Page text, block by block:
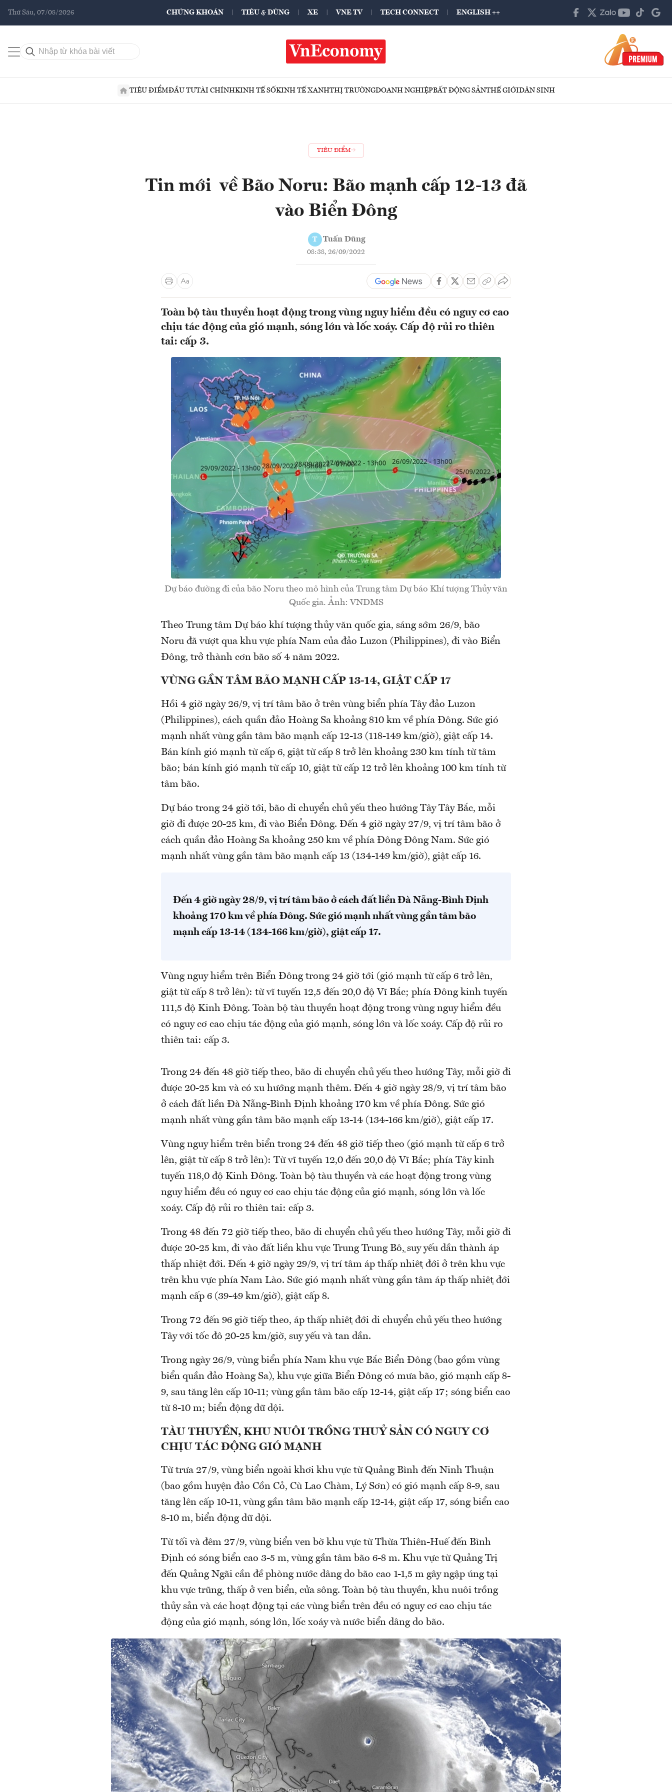
Thứ Sáu, 07/08/2026 CHỨNG KHOÁN TIÊU & DÙNG XE VNE TV TECH CONNECT ENGLISH ++
TIÊU ĐIỂMĐẦU TƯTÀI CHÍNHKINH TẾ SỐKINH TẾ XANHTHỊ TRƯỜNGDOANH NGHIỆPBẤT ĐỘNG SẢNTHẾ GIỚIDÂN SINH
TIÊU ĐIỂM
Tin mới về Bão Noru: Bão mạnh cấp 12-13 đã
vào Biển Đông
T Tuấn Dũng
08:38, 26/09/2022
Toàn bộ tàu thuyền hoạt động trong vùng nguy hiểm đều có nguy cơ cao
chịu tác động của gió mạnh, sóng lớn và lốc xoáy. Cấp độ rủi ro thiên
tai: cấp 3.
Dự báo đường đi của bão Noru theo mô hình của Trung tâm Dự báo Khí tượng Thủy văn
Quốc gia. Ảnh: VNDMS
Theo Trung tâm Dự báo khí tượng thủy văn quốc gia, sáng sớm 26/9, bão
Noru đã vượt qua khu vực phía Nam của đảo Luzon (Philippines), đi vào Biển
Đông, trở thành cơn bão số 4 năm 2022.
VÙNG GẦN TÂM BÃO MẠNH CẤP 13-14, GIẬT CẤP 17
Hồi 4 giờ ngày 26/9, vị trí tâm bão ở trên vùng biển phía Tây đảo Luzon
(Philippines), cách quần đảo Hoàng Sa khoảng 810 km về phía Đông. Sức gió
mạnh nhất vùng gần tâm bão mạnh cấp 12-13 (118-149 km/giờ), giật cấp 14.
Bán kính gió mạnh từ cấp 6, giật từ cấp 8 trở lên khoảng 230 km tính từ tâm
bão; bán kính gió mạnh từ cấp 10, giật từ cấp 12 trở lên khoảng 100 km tính từ
tâm bão.
Dự báo trong 24 giờ tới, bão di chuyển chủ yếu theo hướng Tây Tây Bắc, mỗi
giờ đi được 20-25 km, đi vào Biển Đông. Đến 4 giờ ngày 27/9, vị trí tâm bão ở
cách quần đảo Hoàng Sa khoảng 250 km về phía Đông Đông Nam. Sức gió
mạnh nhất vùng gần tâm bão mạnh cấp 13 (134-149 km/giờ), giật cấp 16.
Đến 4 giờ ngày 28/9, vị trí tâm bão ở cách đất liền Đà Nẵng-Bình Định
khoảng 170 km về phía Đông. Sức gió mạnh nhất vùng gần tâm bão
mạnh cấp 13-14 (134-166 km/giờ), giật cấp 17.
Vùng nguy hiểm trên Biển Đông trong 24 giờ tới (gió mạnh từ cấp 6 trở lên,
giật từ cấp 8 trở lên): từ vĩ tuyến 12,5 đến 20,0 độ Vĩ Bắc; phía Đông kinh tuyến
111,5 độ Kinh Đông. Toàn bộ tàu thuyền hoạt động trong vùng nguy hiểm đều
có nguy cơ cao chịu tác động của gió mạnh, sóng lớn và lốc xoáy. Cấp độ rủi ro
thiên tai: cấp 3.
Trong 24 đến 48 giờ tiếp theo, bão di chuyển chủ yếu theo hướng Tây, mỗi giờ đi
được 20-25 km và có xu hướng mạnh thêm. Đến 4 giờ ngày 28/9, vị trí tâm bão
ở cách đất liền Đà Nẵng-Bình Định khoảng 170 km về phía Đông. Sức gió
mạnh nhất vùng gần tâm bão mạnh cấp 13-14 (134-166 km/giờ), giật cấp 17.
Vùng nguy hiểm trên biển trong 24 đến 48 giờ tiếp theo (gió mạnh từ cấp 6 trở
lên, giật từ cấp 8 trở lên): Từ vĩ tuyến 12,0 đến 20,0 độ Vĩ Bắc; phía Tây kinh
tuyến 118,0 độ Kinh Đông. Toàn bộ tàu thuyền và các hoạt động trong vùng
nguy hiểm đều có nguy cơ cao chịu tác động của gió mạnh, sóng lớn và lốc
xoáy. Cấp độ rủi ro thiên tai: cấp 3.
Trong 48 đến 72 giờ tiếp theo, bão di chuyển chủ yếu theo hướng Tây, mỗi giờ đi
được 20-25 km, đi vào đất liền khu vực Trung Trung Bộ, suy yếu dần thành áp
thấp nhiệt đới. Đến 4 giờ ngày 29/9, vị trí tâm áp thấp nhiệt đới ở trên khu vực
trên khu vực phía Nam Lào. Sức gió mạnh nhất vùng gần tâm áp thấp nhiệt đới
mạnh cấp 6 (39-49 km/giờ), giật cấp 8.
Trong 72 đến 96 giờ tiếp theo, áp thấp nhiệt đới di chuyển chủ yếu theo hướng
Tây với tốc độ 20-25 km/giờ, suy yếu và tan dần.
Trong ngày 26/9, vùng biển phía Nam khu vực Bắc Biển Đông (bao gồm vùng
biển quần đảo Hoàng Sa), khu vực giữa Biển Đông có mưa bão, gió mạnh cấp 8-
9, sau tăng lên cấp 10-11; vùng gần tâm bão cấp 12-14, giật cấp 17; sóng biển cao
từ 8-10 m; biển động dữ dội.
TÀU THUYỀN, KHU NUÔI TRỒNG THUỶ SẢN CÓ NGUY CƠ
CHỊU TÁC ĐỘNG GIÓ MẠNH
Từ trưa 27/9, vùng biển ngoài khơi khu vực từ Quảng Bình đến Ninh Thuận
(bao gồm huyện đảo Cồn Cỏ, Cù Lao Chàm, Lý Sơn) có gió mạnh cấp 8-9, sau
tăng lên cấp 10-11, vùng gần tâm bão mạnh cấp 12-14, giật cấp 17, sóng biển cao
8-10 m, biển động dữ dội.
Từ tối và đêm 27/9, vùng biển ven bờ khu vực từ Thừa Thiên-Huế đến Bình
Định có sóng biển cao 3-5 m, vùng gần tâm bão 6-8 m. Khu vực từ Quảng Trị
đến Quảng Ngãi cần đề phòng nước dâng do bão cao 1-1,5 m gây ngập úng tại
khu vực trũng, thấp ở ven biển, cửa sông. Toàn bộ tàu thuyền, khu nuôi trồng
thủy sản và các hoạt động tại các vùng biển trên đều có nguy cơ cao chịu tác
động của gió mạnh, sóng lớn, lốc xoáy và nước biển dâng do bão.